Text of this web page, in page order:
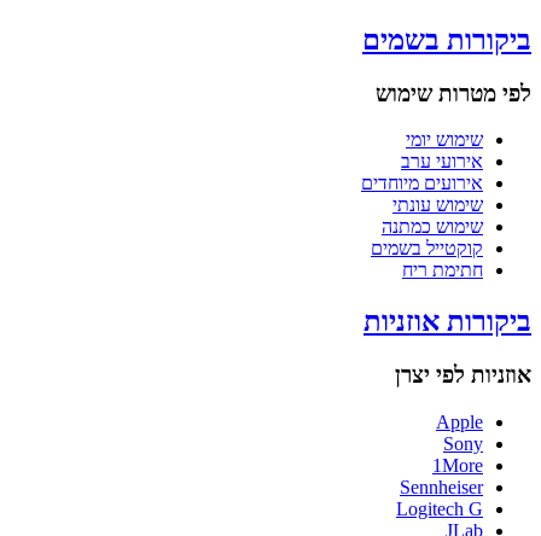
ביקורות בשמים
לפי מטרות שימוש
שימוש יומי
אירועי ערב
אירועים מיוחדים
שימוש עונתי
שימוש כמתנה
קוקטייל בשמים
חתימת ריח
ביקורות אוזניות
אוזניות לפי יצרן
Apple
Sony
1More
Sennheiser
Logitech G
JLab